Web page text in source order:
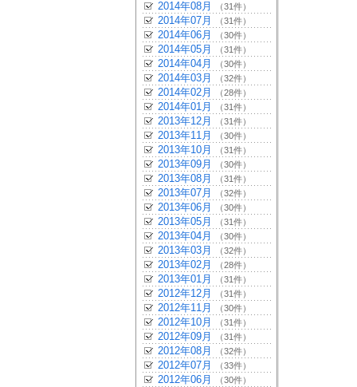
2014年08月 （31件）
2014年07月 （31件）
2014年06月 （30件）
2014年05月 （31件）
2014年04月 （30件）
2014年03月 （32件）
2014年02月 （28件）
2014年01月 （31件）
2013年12月 （31件）
2013年11月 （30件）
2013年10月 （31件）
2013年09月 （30件）
2013年08月 （31件）
2013年07月 （32件）
2013年06月 （30件）
2013年05月 （31件）
2013年04月 （30件）
2013年03月 （32件）
2013年02月 （28件）
2013年01月 （31件）
2012年12月 （31件）
2012年11月 （30件）
2012年10月 （31件）
2012年09月 （31件）
2012年08月 （32件）
2012年07月 （33件）
2012年06月 （30件）